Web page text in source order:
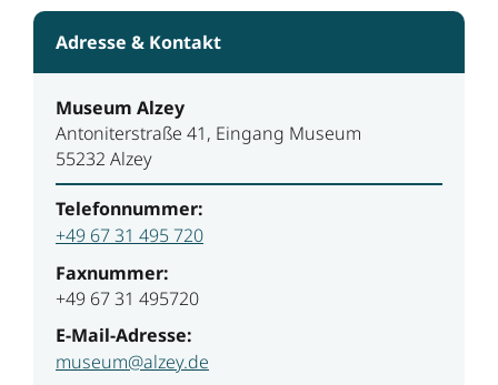
Adresse & Kontakt
Museum Alzey
Antoniterstraße 41, Eingang Museum
55232 Alzey
Telefonnummer:
+49 67 31 495 720
Faxnummer:
+49 67 31 495720
E-Mail-Adresse:
museum@alzey.de